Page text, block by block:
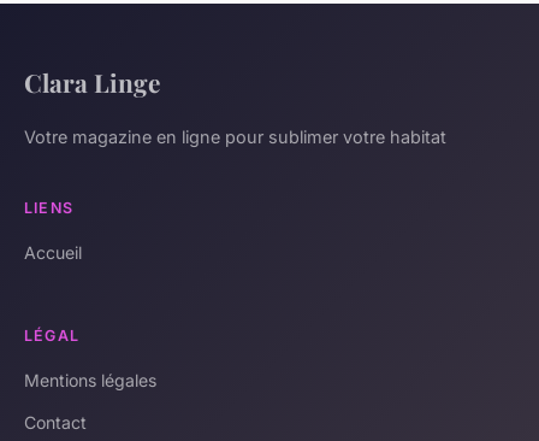
Clara Linge
Votre magazine en ligne pour sublimer votre habitat
LIENS
Accueil
LÉGAL
Mentions légales
Contact